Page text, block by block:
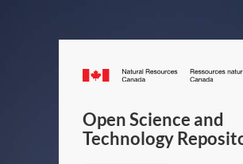
Canada.ca
Open Science and
Technology